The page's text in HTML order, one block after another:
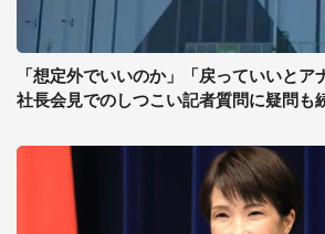
「想定外でいいのか」「戻っていいとア
社長会見でのしつこい記者質問に疑問も